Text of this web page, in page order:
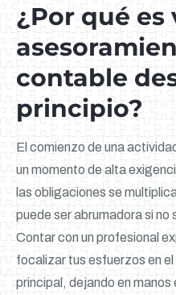
¿Por qué
contable
principio?
El comienzo de una
un momento de alta
las obligaciones se
puede ser abrumadora si
Contar con un profesional
focalizar tus esfuerzos en
principal, dejando en